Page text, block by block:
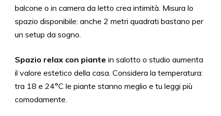
balcone o in camera da letto crea intimità. Misura lo
spazio disponibile: anche 2 metri quadrati bastano per
un setup da sogno.
Spazio relax con piante in salotto o studio aumenta
il valore estetico della casa. Considera la temperatura:
tra 18 e 24°C le piante stanno meglio e tu leggi più
comodamente.